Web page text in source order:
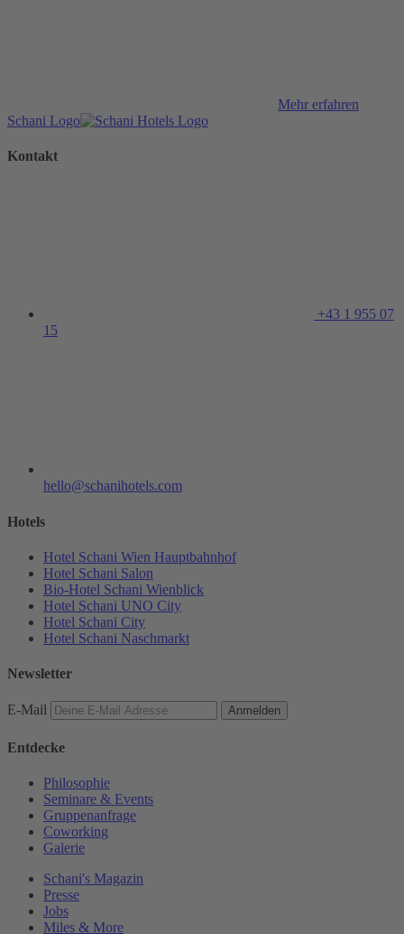
Mehr erfahren
Schani Logo
Kontakt
+43 1 955 07
15
hello@schanihotels.com
Hotels
Hotel Schani Wien Hauptbahnhof
Hotel Schani Salon
Bio-Hotel Schani Wienblick
Hotel Schani UNO City
Hotel Schani City
Hotel Schani Naschmarkt
Newsletter
E-Mail Anmelden
Entdecke
Philosophie
Seminare & Events
Gruppenanfrage
Coworking
Galerie
Schani's Magazin
Presse
Jobs
Miles & More